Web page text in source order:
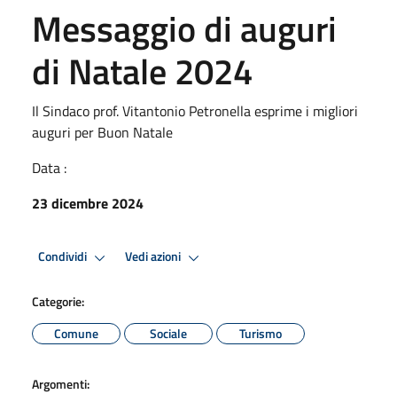
Messaggio di auguri
di Natale 2024
Il Sindaco prof. Vitantonio Petronella esprime i migliori
auguri per Buon Natale
Data :
23 dicembre 2024
Condividi Vedi azioni
Categorie:
Comune
Sociale Turismo
Argomenti: